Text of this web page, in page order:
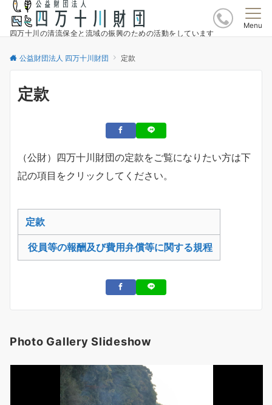
四万十川の清流保全と流域の振興のための活動をしています
Menu
公益財団法人 四万十川財団 定款
定款
（公財）四万十川財団の定款をご覧になりたい方は下
記の項目をクリックしてください。
定款
役員等の報酬及び費用弁償等に関する規程
Photo Gallery Slideshow